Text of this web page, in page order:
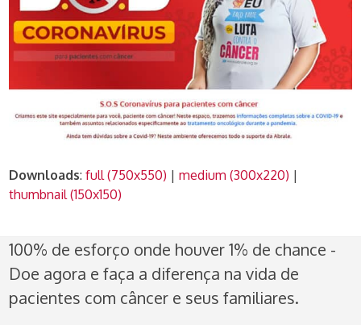
Downloads:full (750x550) |medium (300x220) |
thumbnail (150x150)
100% de esforço onde houver 1% de chance -
Doe agora e faça a diferença na vida de
pacientes com câncer e seus familiares.